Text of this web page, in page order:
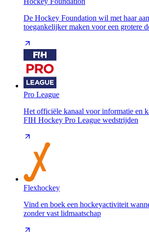
De Hockey Foundation wil met haar
toegankelijker maken voor een grotere
Pro League
Het officiële kanaal voor informatie en
FIH Hockey Pro League wedstrijden
Flexhockey
Vind en boek een hockeyactiviteit
zonder vast lidmaatschap